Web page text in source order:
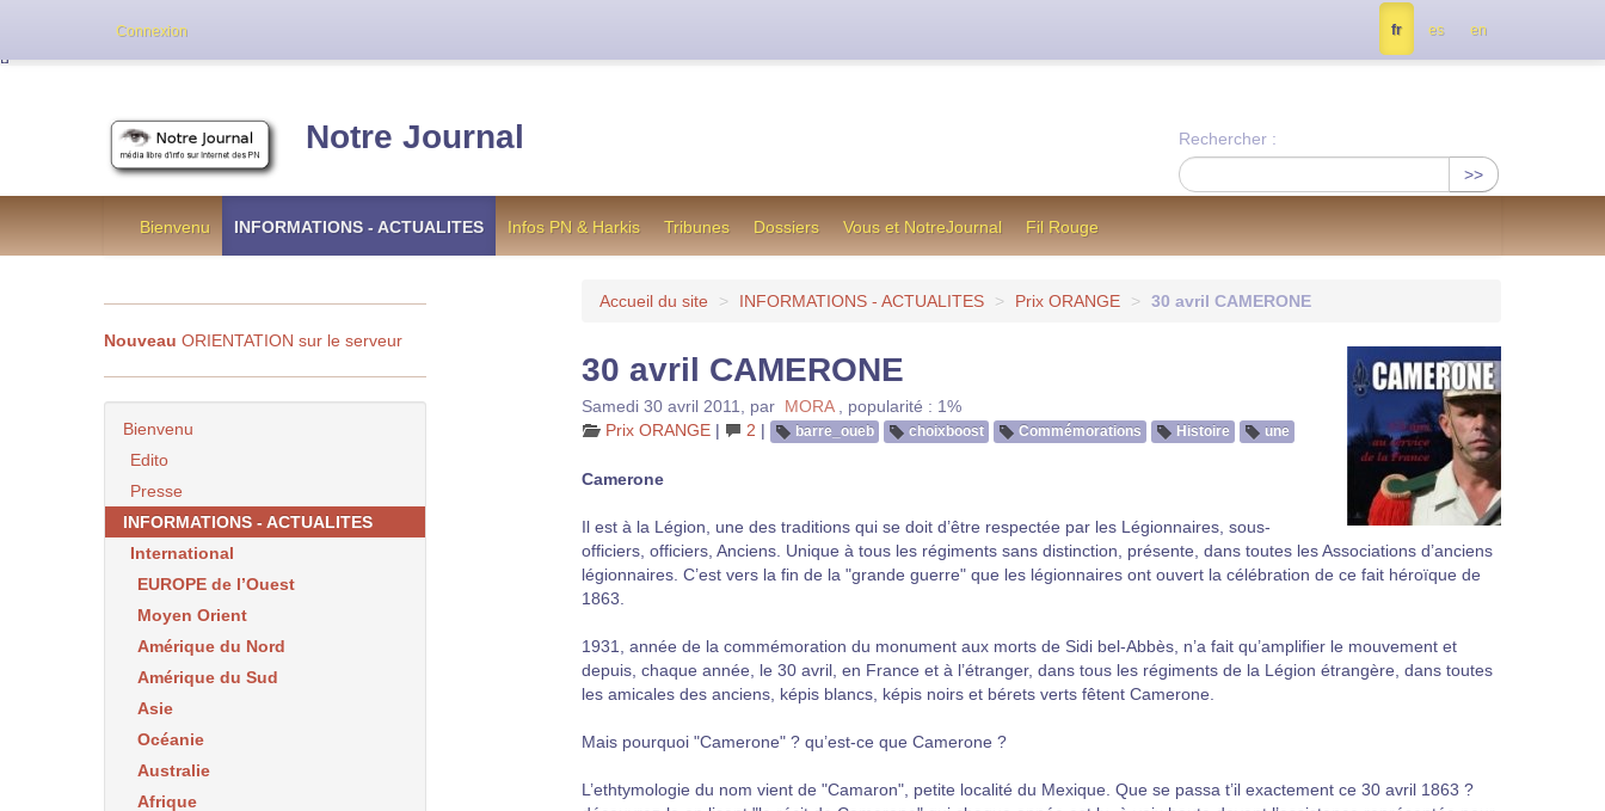
Notre Journal
Rechercher :
>>
Bienvenu INFORMATIONS - ACTUALITES Infos PN & Harkis Tribunes Dossiers Vous et NotreJournal Fil Rouge
Accueil du site > INFORMATIONS - ACTUALITES > Prix ORANGE > 30 avril CAMERONE
30 avril CAMERONE
Samedi 30 avril 2011 par MORA
popularité : 1%
Prix ORANGE | 2 | barre_oueb choixboost Commémorations Histoire une
Camerone
Il est à la Légion, une des traditions qui se doit d’être respectée par les Légionnaires, sous-
officiers, officiers, Anciens. Unique à tous les régiments sans distinction, présente, dans toutes les Associations d’anciens
légionnaires. C’est vers la fin de la "grande guerre" que les légionnaires ont ouvert la célébration de ce fait héroïque de
1863.
1931, année de la commémoration du monument aux morts de Sidi bel-Abbès, n’a fait qu’amplifier le mouvement et
depuis, chaque année, le 30 avril, en France et à l’étranger, dans tous les régiments de la Légion étrangère, dans toutes
les amicales des anciens, képis blancs, képis noirs et bérets verts fêtent Camerone.
Mais pourquoi "Camerone" ? qu’est-ce que Camerone ?
L’ethtymologie du nom vient de "Camaron", petite localité du Mexique. Que se passa t’il exactement ce 30 avril 1863 ?
Nouveau ORIENTATION sur le serveur
Bienvenu
Edito
Presse
INFORMATIONS - ACTUALITES
International
EUROPE de l’Ouest
Moyen Orient
Amérique du Nord
Amérique du Sud
Asie
Océanie
Australie
Afrique
Connexion fr es en
Cette version de NotreJournal représente l’ancienne formule utilisée jusqu’en octobre 2012, en cas de difficultés, contactez nous à info@notrejournal.info !